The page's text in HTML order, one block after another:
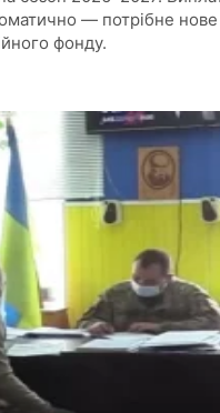
— потрібне нове
фонду.